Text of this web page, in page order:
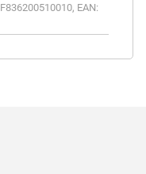
F836200510010, EAN: